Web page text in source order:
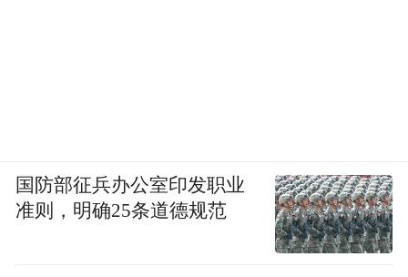
国防部征兵办公室印发职业
准则，明确25条道德规范